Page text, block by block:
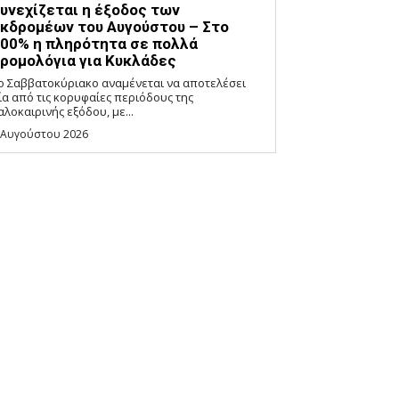
η έξοδος των
του Αυγούστου – Στο
η πληρότητα σε πολλά
για Κυκλάδες
Σαββατοκύριακο αναμένεται να αποτελέσει
από τις κορυφαίες περιόδους της
εξόδου, με...
2026